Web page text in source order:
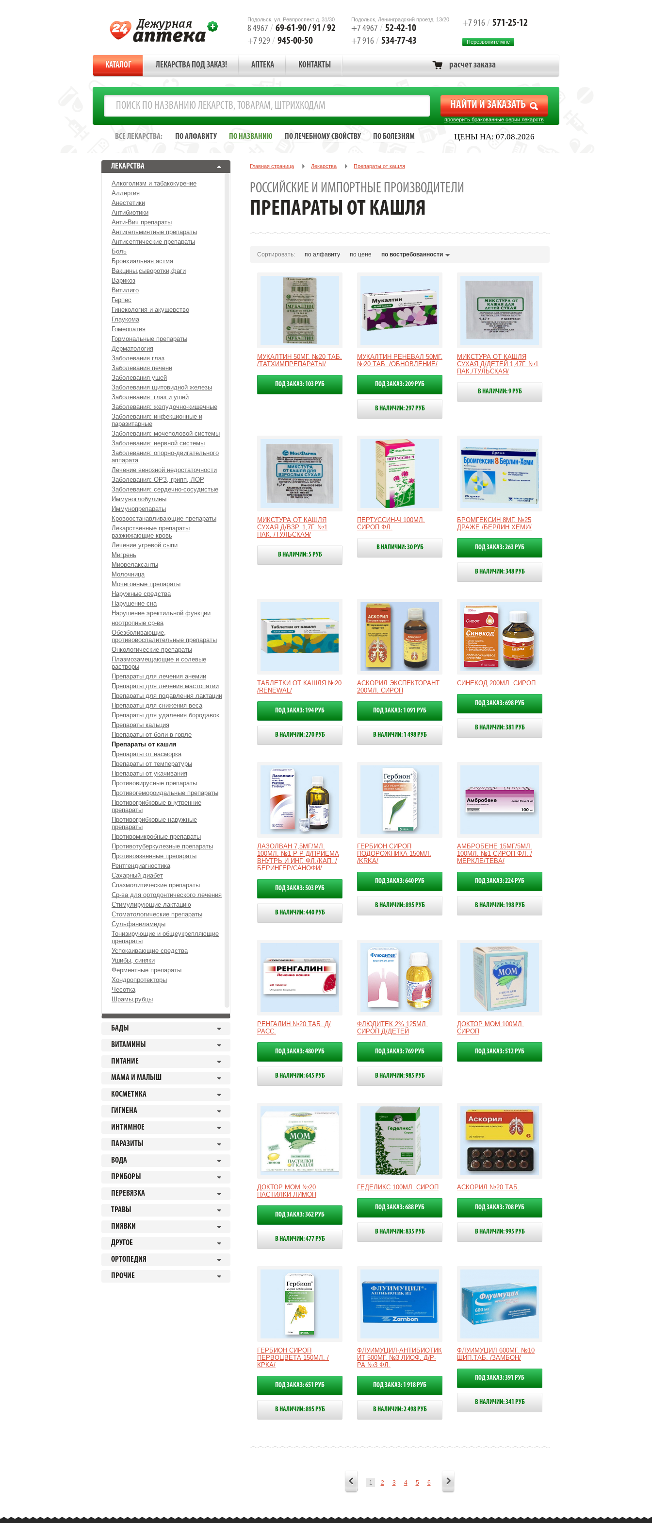
Подольск, ул. Ревпроспект д. 31/30
8 4967 / 69-61-90 / 91 / 92
+7 929 / 945-00-50
Подольск, Ленинградский проезд, 13/20
+7 4967 / 52-42-10
+7 916 / 534-77-43
+7 916 / 571-25-12
Перезвоните мне
КАТАЛОГ ЛЕКАРСТВА ПОД ЗАКАЗ! АПТЕКА КОНТАКТЫ расчет заказа
проверить бракованные серии лекарств
ЦЕНЫ НА: 07.08.2026
ВСЕ ЛЕКАРСТВА: ПО АЛФАВИТУ ПО НАЗВАНИЮ ПО ЛЕЧЕБНОМУ СВОЙСТВУ ПО БОЛЕЗНЯМ
ЛЕКАРСТВА
Алкоголизм и табакокурение
Аллергия
Анестетики
Антибиотики
Анти-Вич препараты
Антигельминтные препараты
Антисептические препараты
Боль
Бронхиальная астма
Вакцины,сыворотки,фаги
Варикоз
Витилиго
Герпес
Гинекология и акушерство
Глаукома
Гомеопатия
Гормональные препараты
Дерматология
Заболевания глаз
Заболевания печени
Заболевания ушей
Заболевания щитовидной железы
Заболевания: глаз и ушей
Заболевания: желудочно-кишечные
Заболевания: инфекционные и
паразитарные
Заболевания: мочеполовой системы
Заболевания: нервной системы
Заболевания: опорно-двигательного
аппарата
Лечение венозной недостаточности
Заболевания: ОРЗ, грипп, ЛОР
Заболевания: сердечно-сосудистые
Иммуноглобулины
Иммунопрепараты
Кровоостанавливающие препараты
Лекарственные препараты
разжижающие кровь
Лечение угревой сыпи
Мигрень
Миорелаксанты
Молочница
Мочегонные препараты
Наружные средства
Нарушение сна
Нарушение эректильной функции
ноотропные ср-ва
Обезболивающие,
противовоспалительные препараты
Онкологические препараты
Плазмозамещающие и солевые
растворы
Препараты для лечения анемии
Препараты для лечения мастопатии
Препараты для подавления лактации
Препараты для снижения веса
Препараты для удаления бородавок
Препараты кальция
Препараты от боли в горле
Препараты от кашля
Препараты от насморка
Препараты от температуры
Препараты от укачивания
Противовирусные препараты
Противогемороидальные препараты
Противогрибковые внутренние
препараты
Противогрибковые наружные
препараты
Противомикробные препараты
Противотуберкулезные препараты
Противоязвенные препараты
Рентгендиагностика
Сахарный диабет
Спазмолитические препараты
Ср-ва для ортодонтического лечения
Стимулирующие лактацию
Стоматологические препараты
Сульфаниламиды
Тонизирующие и общеукрепляющие
препараты
Успокаивающие средства
Ушибы, синяки
Ферментные препараты
Хондропротекторы
Чесотка
Шрамы,рубцы
БАДЫ
ВИТАМИНЫ
ПИТАНИЕ
МАМА И МАЛЫШ
КОСМЕТИКА
ГИГИЕНА
ИНТИМНОЕ
ПАРАЗИТЫ
ВОДА
ПРИБОРЫ
ПЕРЕВЯЗКА
ТРАВЫ
ПИЯВКИ
ДРУГОЕ
ОРТОПЕДИЯ
ПРОЧИЕ
Главная страница Лекарства Препараты от кашля
РОССИЙСКИЕ И ИМПОРТНЫЕ ПРОИЗВОДИТЕЛИ
ПРЕПАРАТЫ ОТ КАШЛЯ
Сортировать: по алфавиту по цене по востребованности
МУКАЛТИН 50МГ. №20 ТАБ.
/ТАТХИМПРЕПАРАТЫ/
ПОД ЗАКАЗ: 103 РУБ
МУКАЛТИН РЕНЕВАЛ 50МГ.
№20 ТАБ. /ОБНОВЛЕНИЕ/
ПОД ЗАКАЗ: 209 РУБ
В НАЛИЧИИ: 297 РУБ
МИКСТУРА ОТ КАШЛЯ
СУХАЯ Д/ДЕТЕЙ 1,47Г. №1
ПАК./ТУЛЬСКАЯ/
В НАЛИЧИИ: 9 РУБ
МИКСТУРА ОТ КАШЛЯ
СУХАЯ Д/ВЗР. 1,7Г. №1
ПАК. /ТУЛЬСКАЯ/
В НАЛИЧИИ: 5 РУБ
ПЕРТУССИН-Ч 100МЛ.
СИРОП ФЛ.
В НАЛИЧИИ: 30 РУБ
БРОМГЕКСИН 8МГ. №25
ДРАЖЕ /БЕРЛИН ХЕМИ/
ПОД ЗАКАЗ: 263 РУБ
В НАЛИЧИИ: 348 РУБ
ТАБЛЕТКИ ОТ КАШЛЯ №20
/RENEWAL/
ПОД ЗАКАЗ: 194 РУБ
В НАЛИЧИИ: 270 РУБ
АСКОРИЛ ЭКСПЕКТОРАНТ
200МЛ. СИРОП
ПОД ЗАКАЗ: 1 091 РУБ
В НАЛИЧИИ: 1 498 РУБ
СИНЕКОД 200МЛ. СИРОП
ПОД ЗАКАЗ: 698 РУБ
В НАЛИЧИИ: 381 РУБ
ЛАЗОЛВАН 7,5МГ/МЛ.
100МЛ. №1 Р-Р Д/ПРИЕМА
ВНУТРЬ И ИНГ. ФЛ./КАП. /
БЕРИНГЕР/САНОФИ/
ПОД ЗАКАЗ: 503 РУБ
В НАЛИЧИИ: 440 РУБ
ГЕРБИОН СИРОП
ПОДОРОЖНИКА 150МЛ.
/KRKA/
ПОД ЗАКАЗ: 640 РУБ
В НАЛИЧИИ: 895 РУБ
АМБРОБЕНЕ 15МГ/5МЛ.
100МЛ. №1 СИРОП ФЛ. /
МЕРКЛЕ/ТЕВА/
ПОД ЗАКАЗ: 224 РУБ
В НАЛИЧИИ: 198 РУБ
РЕНГАЛИН №20 ТАБ. Д/
РАСС.
ПОД ЗАКАЗ: 480 РУБ
В НАЛИЧИИ: 645 РУБ
ФЛЮДИТЕК 2% 125МЛ.
СИРОП Д/ДЕТЕЙ
ПОД ЗАКАЗ: 769 РУБ
В НАЛИЧИИ: 985 РУБ
ДОКТОР МОМ 100МЛ.
СИРОП
ПОД ЗАКАЗ: 512 РУБ
ДОКТОР МОМ №20
ПАСТИЛКИ ЛИМОН
ПОД ЗАКАЗ: 362 РУБ
В НАЛИЧИИ: 477 РУБ
ГЕДЕЛИКС 100МЛ. СИРОП
ПОД ЗАКАЗ: 688 РУБ
В НАЛИЧИИ: 835 РУБ
АСКОРИЛ №20 ТАБ.
ПОД ЗАКАЗ: 708 РУБ
В НАЛИЧИИ: 995 РУБ
ГЕРБИОН СИРОП
ПЕРВОЦВЕТА 150МЛ. /
КРКА/
ПОД ЗАКАЗ: 651 РУБ
В НАЛИЧИИ: 895 РУБ
ФЛУИМУЦИЛ-АНТИБИОТИК
ИТ 500МГ. №3 ЛИОФ. Д/Р-
РА №3 ФЛ.
ПОД ЗАКАЗ: 1 918 РУБ
В НАЛИЧИИ: 2 498 РУБ
ФЛУИМУЦИЛ 600МГ. №10
ШИП.ТАБ. /ЗАМБОН/
ПОД ЗАКАЗ: 391 РУБ
В НАЛИЧИИ: 341 РУБ
1 2 3 4 5 6